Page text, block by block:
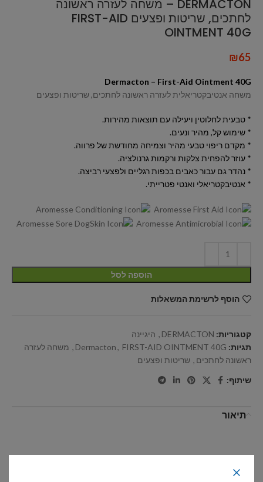
DERMACTON – משחה לעזרה ראשונה
לחתכים, שריטות ופצעים FIRST-AID
OINTMENT 40G
₪65
Dermacton – First-Aid Ointment 40G
משחה אנטיבקטריאלית לעזרה ראשונה לחתכים, שריטות ופצעים
* טבעית לחלוטין ויעילה עם תוצאות מהירות.
* שימוש קל, מהיר ונעים.
* מקדם ריפוי טבעי מהיר וצמיחה מחודשת של פרווה.
* עוזר להפחית צלקות ורקמות גרנולציה.
* נהדר גם עבור כאבים בכפות רגליים ולפצעי רביצה.
* אנטיבקטריאלי ואנטי פטרייתי.
הוספה לסל
הוסף לרשימת המשאלות
קטגוריות: DERMACTON
, היגיינה
תגיות:
Dermacton, FIRST-AID OINTMENT 40G
, משחה לעזרה
ראשונה לחתכים , שריטות ופצעים
שיתוף:
תיאור